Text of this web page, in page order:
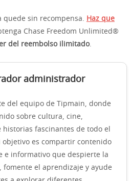
quede sin recompensa.
Haz que
Chase Freedom Unlimited®
del reembolso ilimitado.
administrador
del equipo de Tipmain, donde
sobre cultura, cine,
historias fascinantes de todo el
objetivo es compartir contenido
e informativo que despierte la
fomente el aprendizaje y ayude